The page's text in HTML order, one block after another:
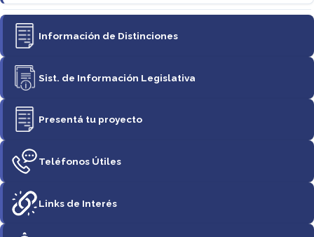
Información de Distinciones
Sist. de Información Legislativa
Presentá tu proyecto
Teléfonos Útiles
Links de Interés